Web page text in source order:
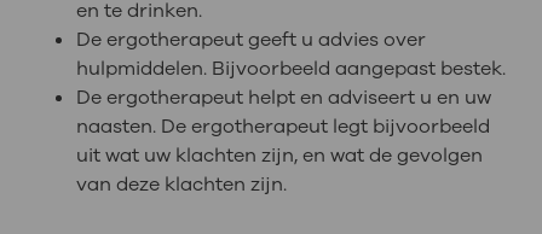
en te drinken.
De ergotherapeut geeft u advies over
hulpmiddelen. Bijvoorbeeld aangepast bestek.
De ergotherapeut helpt en adviseert u en uw
naasten. De ergotherapeut legt bijvoorbeeld
uit wat uw klachten zijn, en wat de gevolgen
van deze klachten zijn.